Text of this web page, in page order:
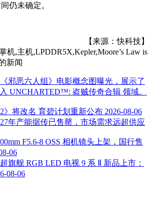
仍未确定。
【来源：快科技】
机,主机,LPDDR5X,Kepler,Moore’s Law is
新闻
邪恶六人组》电影概念图曝光，展示了
入 UNCHARTED™: 盗贼传奇合辑 领域。
》将改名 育碧计划重新公布 2026-08-06
年产能据传已售罄，市场需求远超供应
F5.6-8 OSS 相机镜头上架，国行售
06
旗舰 RGB LED 电视 9 系 Ⅱ 新品上市：
08-06